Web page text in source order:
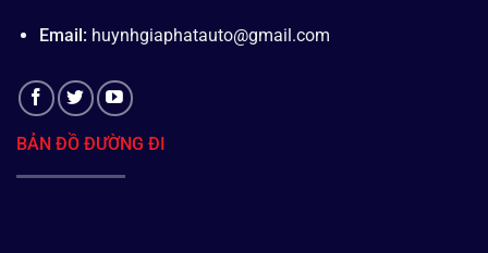
Email: huynhgiaphatauto@gmail.com
BẢN ĐỒ ĐƯỜNG ĐI